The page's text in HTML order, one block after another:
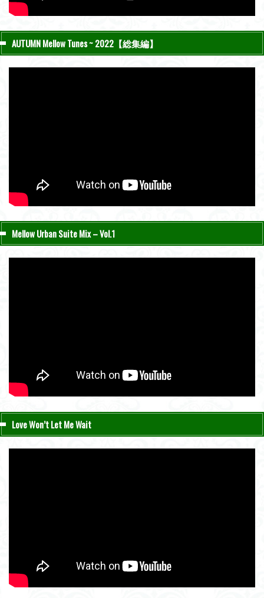
AUTUMN Mellow Tunes ~ 2022【総集編】
Mellow Urban Suite Mix – Vol.1
Love Won’t Let Me Wait